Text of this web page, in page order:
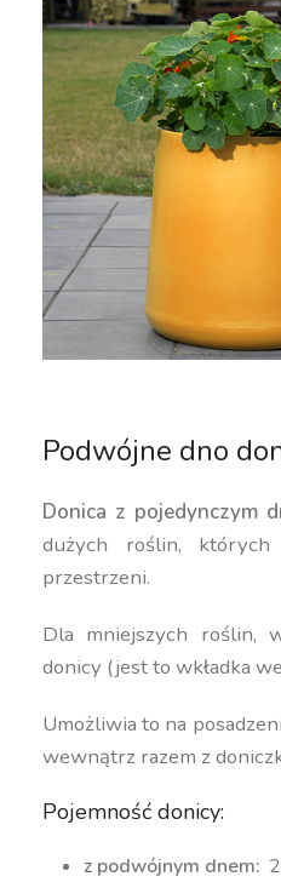
Podwójne dno
Donica z pojedynczym
dużych roślin, których
przestrzeni.
Dla mniejszych roślin,
donicy (jest to wkładka
Umożliwia to na
wewnątrz razem z
Pojemność donicy:
z podwójnym dnem: